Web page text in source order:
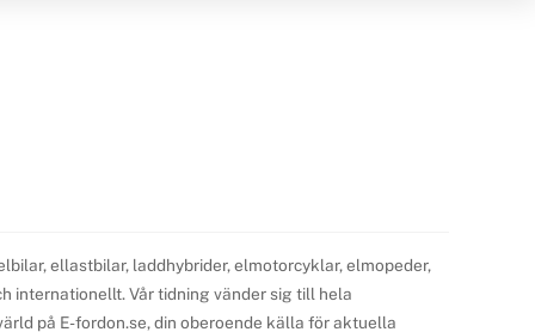
ellastbilar, laddhybrider, elmotorcyklar, elmopeder,
internationellt. Vår tidning vänder sig till hela
på E-fordon.se, din oberoende källa för aktuella